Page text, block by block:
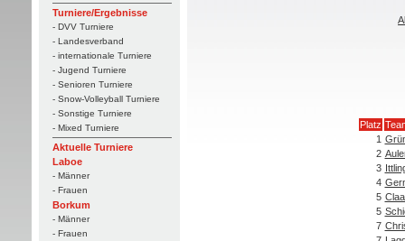
Turniere/Ergebnisse
- DVV Turniere
- Landesverband
- internationale Turniere
- Jugend Turniere
- Senioren Turniere
- Snow-Volleyball Turniere
- Sonstige Turniere
- Mixed Turniere
Aktuelle Turniere
Laboe
- Männer
- Frauen
Borkum
- Männer
- Frauen
Platz
1
2
3
4
5
5
7